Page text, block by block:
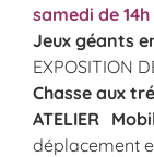
samedi de
Jeux géants
EXPOSITION
Chasse aux
ATELIER
déplacement